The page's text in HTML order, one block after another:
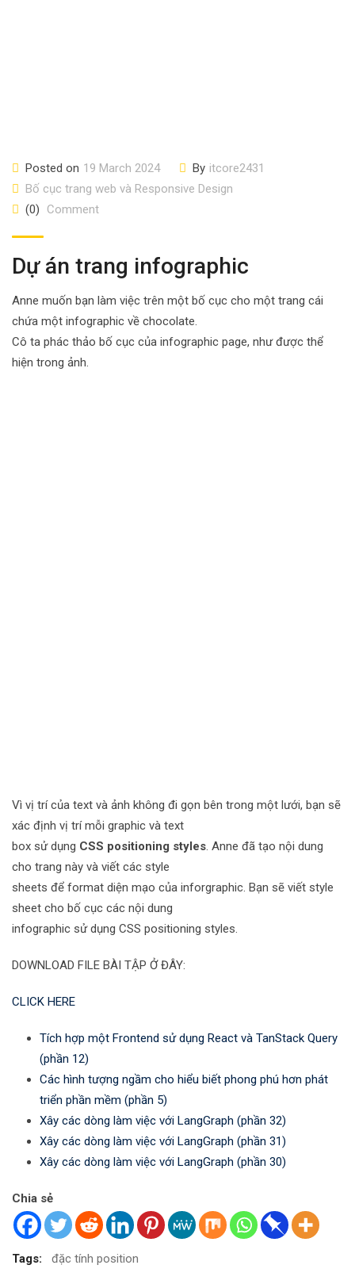
Posted on 19 March 2024 By itcore2431
Bố cục trang web và Responsive Design
(0)
Comment
Dự án trang infographic
Anne muốn bạn làm việc trên một bố cục cho một trang cái
chứa một infographic về chocolate.
Cô ta phác thảo bố cục của infographic page, như được thể
hiện trong ảnh.
Vì vị trí của text và ảnh không đi gọn bên trong một lưới, bạn sẽ
xác định vị trí mỗi graphic và text
box sử dụng CSS positioning styles. Anne đã tạo nội dung
cho trang này và viết các style
sheets để format diện mạo của inforgraphic. Bạn sẽ viết style
sheet cho bố cục các nội dung
infographic sử dụng CSS positioning styles.
DOWNLOAD FILE BÀI TẬP Ở ĐÂY:
CLICK HERE
Tích hợp một Frontend sử dụng React và TanStack Query
(phần 12)
Các hình tượng ngầm cho hiểu biết phong phú hơn phát
triển phần mềm (phần 5)
Xây các dòng làm việc với LangGraph (phần 32)
Xây các dòng làm việc với LangGraph (phần 31)
Xây các dòng làm việc với LangGraph (phần 30)
Chia sẻ
Tags: đặc tính position